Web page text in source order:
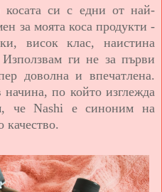
косата си с едни от най-
за моята коса продукти -
висок клас, наистина
ги не за първи
доволна и впечатлена.
по който изглежда
чеNashi е синоним на
качество.